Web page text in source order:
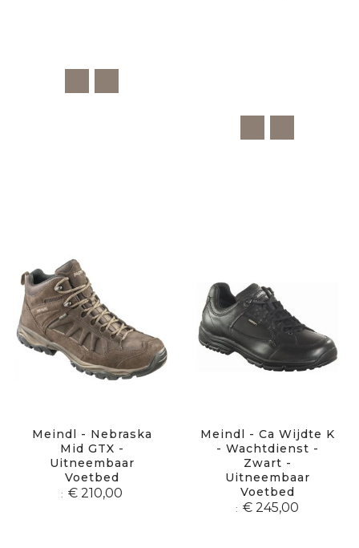
Meindl - Nebraska
Mid GTX -
Uitneembaar
Voetbed
€ 210,00
Meindl - Ca Wijdte K
- Wachtdienst -
Zwart -
Uitneembaar
Voetbed
€ 245,00